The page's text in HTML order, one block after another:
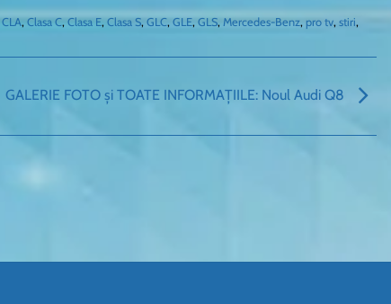
CLA, Clasa C, Clasa E,Clasa S, GLC, GLE, GLS, Mercedes-Benz, pro tv, stiri,
GALERIE FOTO și TOATE INFORMAȚIILE: Noul Audi Q8